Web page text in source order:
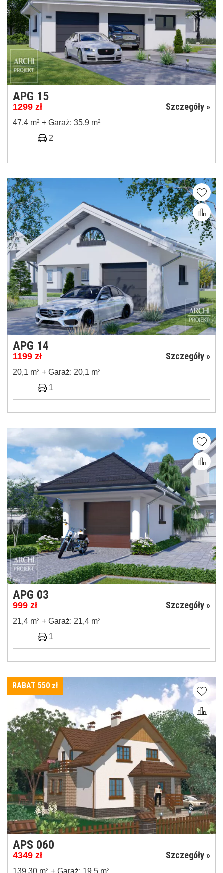
APG 15
1299 zł Szczegóły »
47,4 m2 + Garaż: 35,9 m2
2
APG 14
1199 zł Szczegóły »
20,1 m2 + Garaż: 20,1 m2
1
APG 03
999 zł Szczegóły »
21,4 m2 + Garaż: 21,4 m2
1
RABAT 550 zł
APS 060
4349 zł Szczegóły »
139,30 m2 + Garaż: 19,5 m2